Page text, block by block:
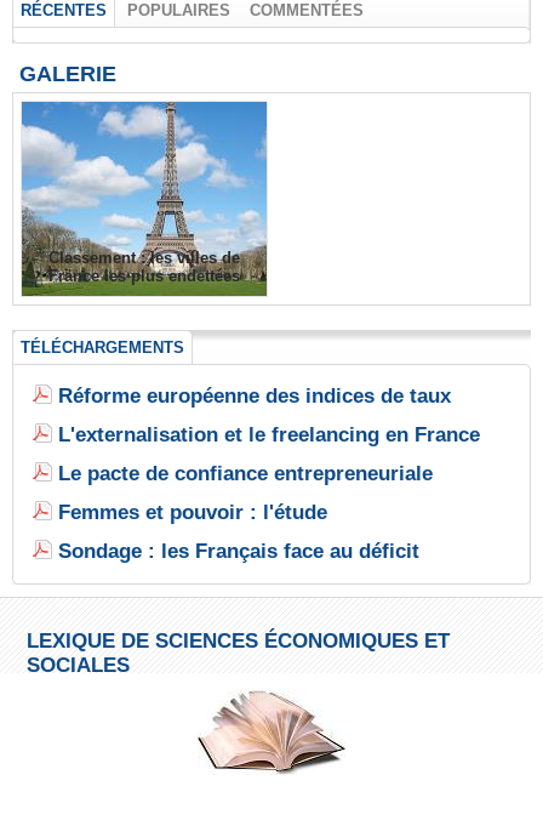
RÉCENTES POPULAIRES COMMENTÉES
GALERIE
Classement : les villes de
France les plus endettées
TÉLÉCHARGEMENTS
Réforme européenne des indices de taux
L'externalisation et le freelancing en France
Le pacte de confiance entrepreneuriale
Femmes et pouvoir : l'étude
Sondage : les Français face au déficit
LEXIQUE DE SCIENCES ÉCONOMIQUES ET
SOCIALES